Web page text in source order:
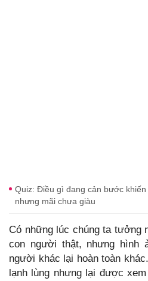
Quiz: Điều gì đang cản bước
nhưng mãi chưa giàu
Có những lúc chúng ta tưởng
con người thật, nhưng hình
người khác lại hoàn toàn
lạnh lùng nhưng lại được